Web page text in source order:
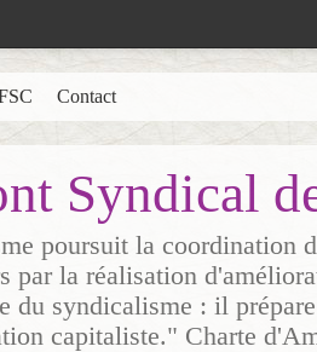
Syndical
poursuit la coordination
par la réalisation
du syndicalisme : il
capitaliste." Charte
Contact